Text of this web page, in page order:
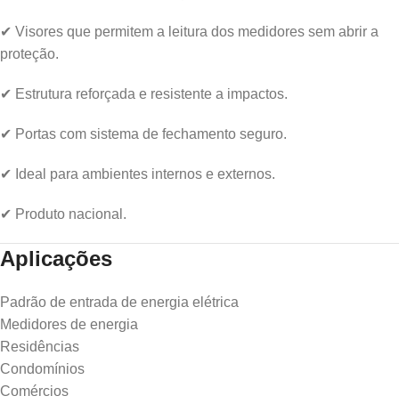
✔ Visores que permitem a leitura dos medidores sem abrir a
proteção.
✔ Estrutura reforçada e resistente a impactos.
✔ Portas com sistema de fechamento seguro.
✔ Ideal para ambientes internos e externos.
✔ Produto nacional.
Aplicações
Padrão de entrada de energia elétrica
Medidores de energia
Residências
Condomínios
Comércios